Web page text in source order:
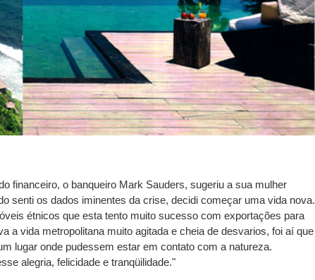
financeiro, o banqueiro Mark Sauders, sugeriu a sua mulher
senti os dados iminentes da crise, decidi começar uma vida nova.
étnicos que esta tento muito sucesso com exportações para
a vida metropolitana muito agitada e cheia de desvarios, foi aí que
lugar onde pudessem estar em contato com a natureza.
alegria, felicidade e tranqüilidade."